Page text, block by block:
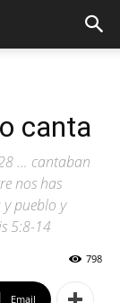
canta
… cantaban
nos has
pueblo y
5:8-14
798
Email